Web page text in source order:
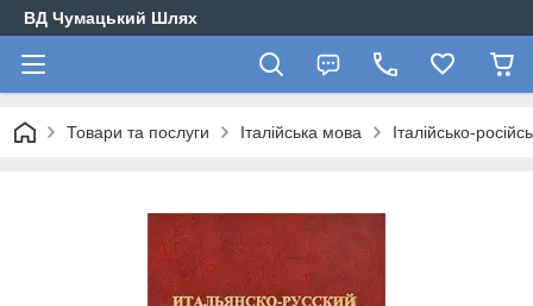
ВД Чумацький Шлях
Товари та послуги Італійська мова Італійсько-